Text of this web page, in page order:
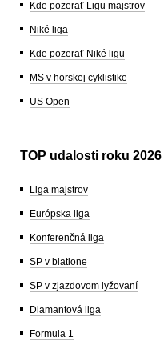
Kde pozerať Ligu majstrov
Niké liga
Kde pozerať Niké ligu
MS v horskej cyklistike
US Open
TOP udalosti roku 2026
Liga majstrov
Európska liga
Konferenčná liga
SP v biatlone
SP v zjazdovom lyžovaní
Diamantová liga
Formula 1